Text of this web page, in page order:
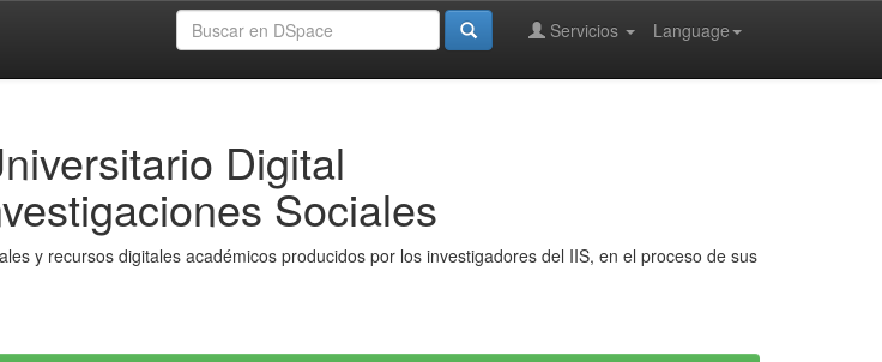
Language
Servicios
Digital
Sociales
y recursos digitales académicos producidos por los investigadores del IIS, en el proceso de sus